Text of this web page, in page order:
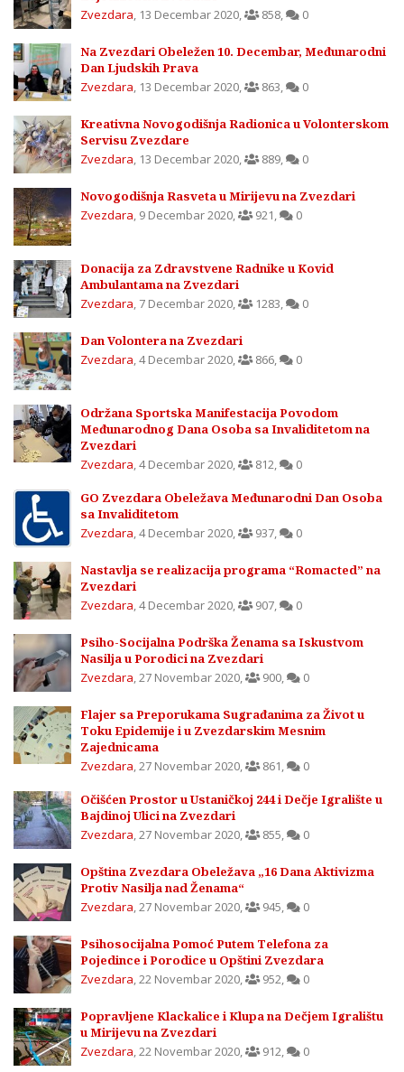
Zvezdara, 13 Decembar 2020, 858, 0
Na Zvezdari Obeležen 10. Decembar, Međunarodni
Dan Ljudskih Prava
Zvezdara, 13 Decembar 2020, 863, 0
Kreativna Novogodišnja Radionica u Volonterskom
Servisu Zvezdare
Zvezdara, 13 Decembar 2020, 889, 0
Novogodišnja Rasveta u Mirijevu na Zvezdari
Zvezdara, 9 Decembar 2020, 921, 0
Donacija za Zdravstvene Radnike u Kovid
Ambulantama na Zvezdari
Zvezdara, 7 Decembar 2020, 1283, 0
Dan Volontera na Zvezdari
Zvezdara,4 Decembar 2020, 866, 0
Održana Sportska Manifestacija Povodom
Međunarodnog Dana Osoba sa Invaliditetom na
Zvezdari
Zvezdara,4 Decembar 2020, 812, 0
GO Zvezdara Obeležava Međunarodni Dan Osoba
sa Invaliditetom
Zvezdara,4 Decembar 2020, 937, 0
Nastavlja se realizacija programa “Romacted” na
Zvezdari
Zvezdara,4 Decembar 2020, 907, 0
Psiho-Socijalna Podrška Ženama sa Iskustvom
Nasilja u Porodici na Zvezdari
Zvezdara,27 Novembar 2020, 900, 0
Flajer sa Preporukama Sugrađanima za Život u
Toku Epidemije i u Zvezdarskim Mesnim
Zajednicama
Zvezdara,27 Novembar 2020, 861, 0
Očišćen Prostor u Ustaničkoj 244 i Dečje Igralište u
Bajdinoj Ulici na Zvezdari
Zvezdara,27 Novembar 2020, 855, 0
Opština Zvezdara Obeležava „16 Dana Aktivizma
Protiv Nasilja nad Ženama“
Zvezdara,27 Novembar 2020, 945, 0
Psihosocijalna Pomoć Putem Telefona za
Pojedince i Porodice u Opštini Zvezdara
Zvezdara,22 Novembar 2020, 952, 0
Popravljene Klackalice i Klupa na Dečjem Igralištu
u Mirijevu na Zvezdari
Zvezdara,22 Novembar 2020, 912, 0